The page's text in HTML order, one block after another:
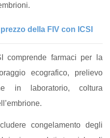
della FIV con ICSI
comprende farmaci per la
ecografico, prelievo
in laboratorio, coltura
congelamento degli